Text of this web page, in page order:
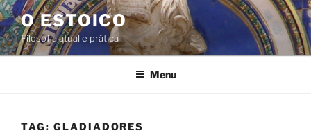
Pular
para
o
conteúdo
O ESTOICO
Filosofia atual e prática
Menu
TAG: GLADIADORES